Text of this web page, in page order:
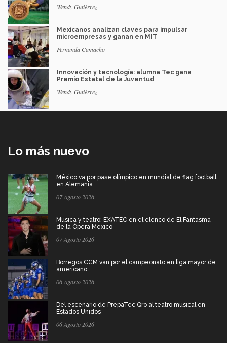
Wendy Gutiérrez
Mexicanos analizan claves para impulsar
microempresas y ganan en MIT
Fernanda Camacho
Innovación y tecnología: alumna Tec gana
Premio Estatal de la Juventud
Wendy Gutiérrez
Lo más nuevo
México va por pase olímpico en mundial de flag football
en Alemania
07 Agosto 2026
Música y teatro: EXATEC en el elenco de El Fantasma
de la Ópera Mexico
07 Agosto 2026
Borregos CCM van por el campeonato en liga mayor de
americano
06 Agosto 2026
Del escenario de PrepaTec Qro al teatro musical en
Estados Unidos
06 Agosto 2026